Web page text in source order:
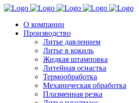
О компании
Производство
Литье давлением
Литье в кокиль
Жидкая штамповка
Литейная оснастка
Термообработка
Механическая обработка
Плазменная резка